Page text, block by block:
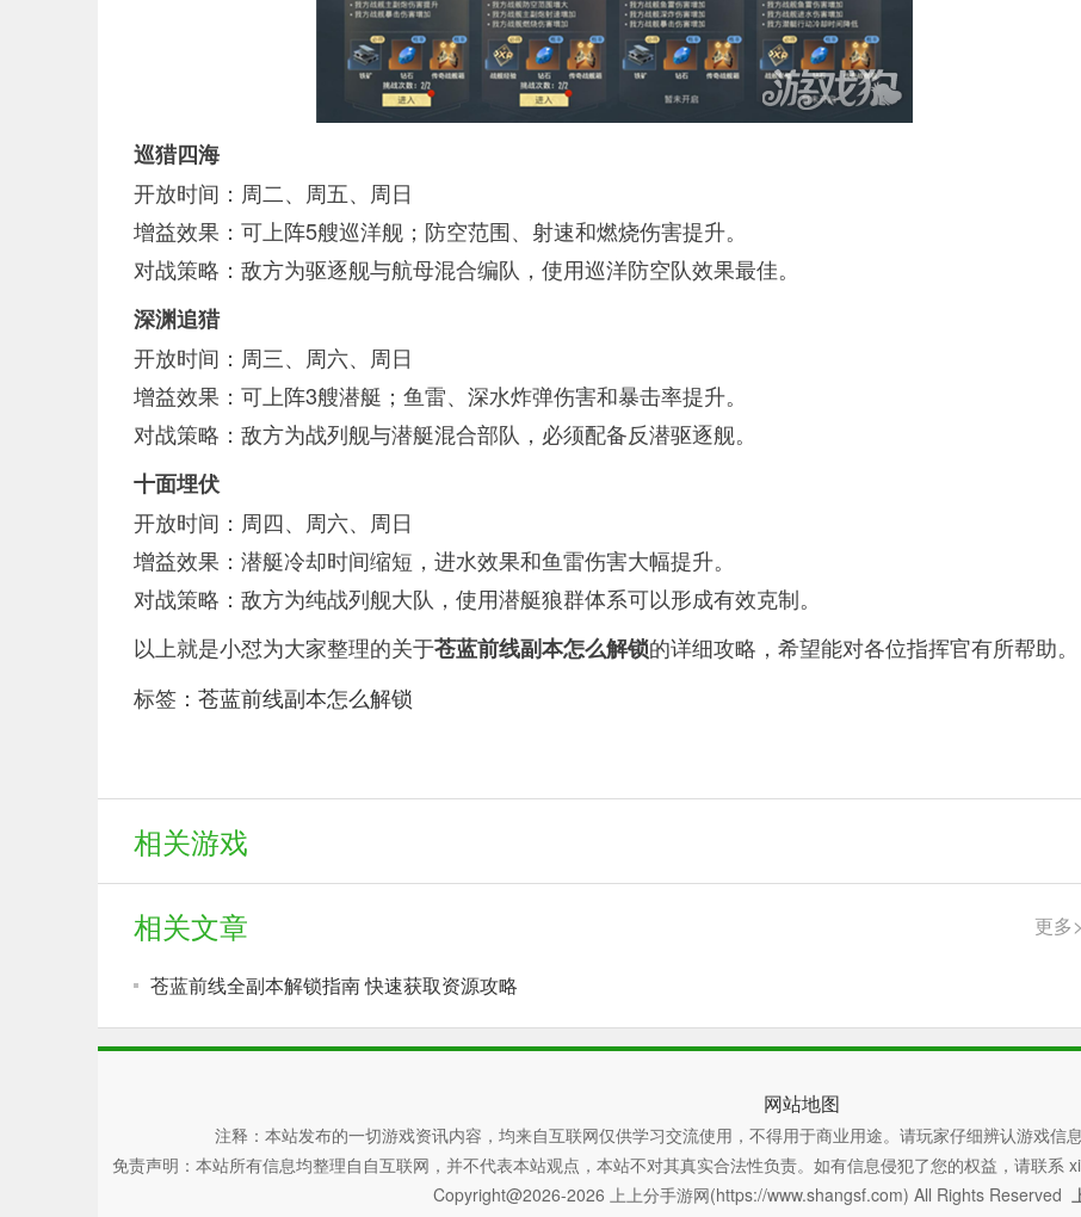
巡猎四海
开放时间：周二、周五、周日
增益效果：可上阵5艘巡洋舰；防空范围、射速和燃烧伤害提升。
对战策略：敌方为驱逐舰与航母混合编队，使用巡洋防空队效果最佳。
深渊追猎
开放时间：周三、周六、周日
增益效果：可上阵3艘潜艇；鱼雷、深水炸弹伤害和暴击率提升。
对战策略：敌方为战列舰与潜艇混合部队，必须配备反潜驱逐舰。
十面埋伏
开放时间：周四、周六、周日
增益效果：潜艇冷却时间缩短，进水效果和鱼雷伤害大幅提升。
对战策略：敌方为纯战列舰大队，使用潜艇狼群体系可以形成有效克制。
以上就是小怼为大家整理的关于苍蓝前线副本怎么解锁的详细攻略，希望能对各位指挥官有所帮助。
标签： 苍蓝前线副本怎么解锁
相关游戏
相关文章 更多
苍蓝前线全副本解锁指南 快速获取资源攻略
网站地图
注释：本站发布的一切游戏资讯内容，均来自互联网仅供学习交流使用，不得用于商业用途。请玩家仔细辨认游戏信
免责声明：本站所有信息均整理自自互联网，并不代表本站观点，本站不对其真实合法性负责。如有信息侵犯了您的权益，请联系
Copyright@2026-2026 上上分手游网(https://www.shangsf.com) All Rights Reserved